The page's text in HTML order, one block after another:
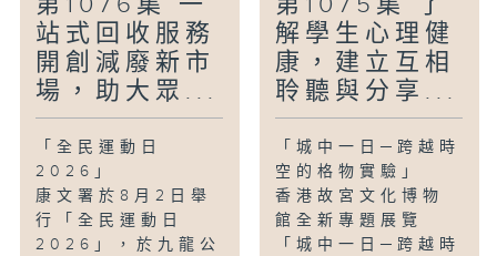
站式回收服務
開創減廢新市
場，助大眾...
「全民運動日
2026」
康文署於8月2日舉
行「全民運動日
2026」，於九龍公
解學生心理健
康，建立互相
聆聽與分享...
「城中一日─跨越時
空的格物實驗」
香港故宮文化博物
館全新專題展覽
「城中一日─跨越時